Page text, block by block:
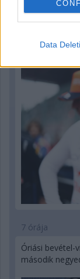
Data
Bullhoz?
7 órája
Óriási bevétel-
második